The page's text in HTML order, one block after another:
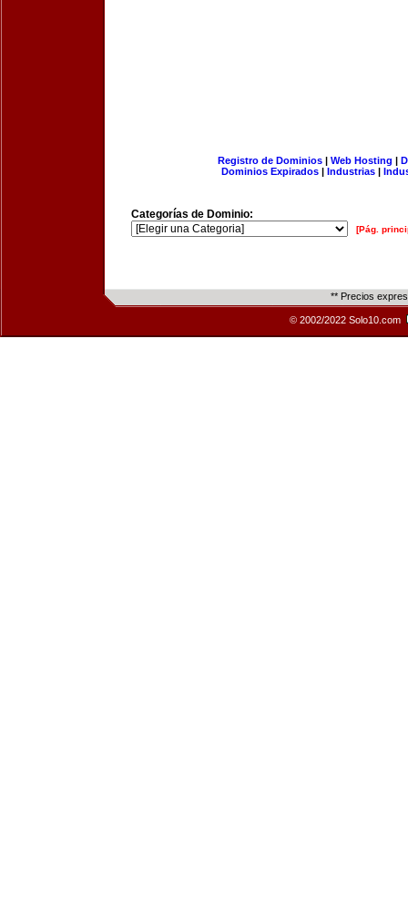
Registro de Dominios| Web Hosting |
Dominios Expirados | Industrias |
Categorías de Dominio:
[Pág.
** Precios
© 2002/2022 Solo10.com